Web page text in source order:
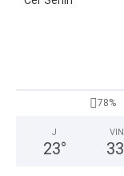
78%
J
23°
VIN
33